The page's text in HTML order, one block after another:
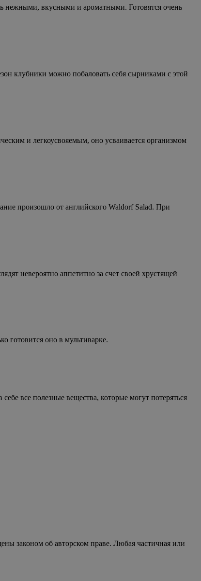
нежными, вкусными и ароматными. Готовятся очень
клубники можно побаловать себя сырниками с этой
и легкоусвояемым, оно усваивается организмом
произошло от английского Waldorf Salad. При
невероятно аппетитно за счет своей хрустящей
готовится оно в мультиварке.
все полезные вещества, которые могут потеряться
законом об авторском праве. Любая частичная или